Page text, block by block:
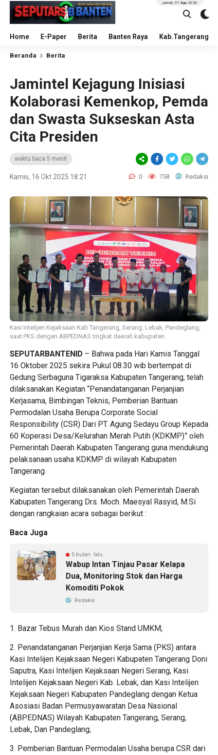
Home E-Paper Berita Banten Raya Kab.Tangerang
Jumat, 07 Agu 2026
Beranda Berita
Jamintel Kejagung Inisiasi
Kolaborasi Kemenkop, Pemda
dan Swasta Sukseskan Asta
Cita Presiden
waktu baca 5 menit
Kamis, 16 Okt 2025 18:21 0 758 Redaksi
Kasi Intelijen Kejaksaan Kab Tangerang, Serang, Lebak, Pandeglang,
saat PKS dengan ABPEDNAS tingkat daerah kabupaten.
SEPUTARBANTENID – Bahwa pada Hari Kamis Tanggal
16 Oktober 2025 sekira Pukul 08.30 wib bertempat di
Gedung Serbaguna Tigaraksa Kabupaten Tangerang, telah
dilaksanakan Kegiatan “Penandatanganan Perjanjian
Kerjasama, Bimbingan Teknis, Pemberian Bantuan
Permodalan Usaha Berupa Corporate Social
Responsibility (CSR) Dari PT. Agung Sedayu Group Kepada
60 Koperasi Desa/Kelurahan Merah Putih (KDKMP)” oleh
Pemerintah Daerah Kabupaten Tangerang guna mendukung
pelaksanaan usaha KDKMP di wilayah Kabupaten
Tangerang.
Kegiatan tersebut dilaksanakan oleh Pemerintah Daerah
Kabupaten Tangerang Drs. Moch. Maesyal Rasyid, M.Si
dengan rangkaian acara sebagai berikut :
Baca Juga
5 bulan lalu
Wabup Intan Tinjau Pasar Kelapa
Dua, Monitoring Stok dan Harga
Komoditi Pokok
Redaksi
1. Bazar Tebus Murah dan Kios Stand UMKM;
2. Penandatanganan Perjanjian Kerja Sama (PKS) antara
Kasi Intelijen Kejaksaan Negeri Kabupaten Tangerang Doni
Saputra, Kasi Intelijen Kejaksaan Negeri Serang, Kasi
Intelijen Kejaksaan Negeri Kab. Lebak, dan Kasi Intelijen
Kejaksaan Negeri Kabupaten Pandeglang dengan Ketua
Asosiasi Badan Permusyawaratan Desa Nasional
(ABPEDNAS) Wilayah Kabupaten Tangerang, Serang,
Lebak, Dan Pandeglang;
3. Pemberian Bantuan Permodalan Usaha berupa CSR dari